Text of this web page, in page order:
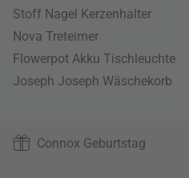
Stoff Nagel Kerzenhalter
Nova Treteimer
Flowerpot Akku Tischleuchte
Joseph Joseph Wäschekorb
Connox Geburtstag